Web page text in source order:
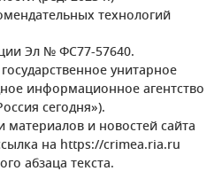
технологий
Эл № ФС77-57640.
унитарное
информационное агентство
сегодня»).
и новостей сайта
на https://crimea.ria.ru
абзаца текста.